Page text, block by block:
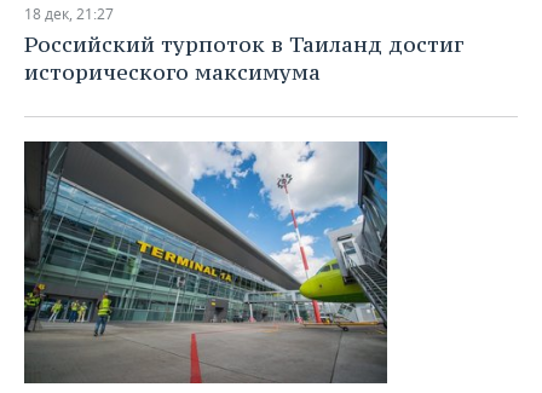
18 дек, 21:27
Российский турпоток в Таиланд достиг
исторического максимума